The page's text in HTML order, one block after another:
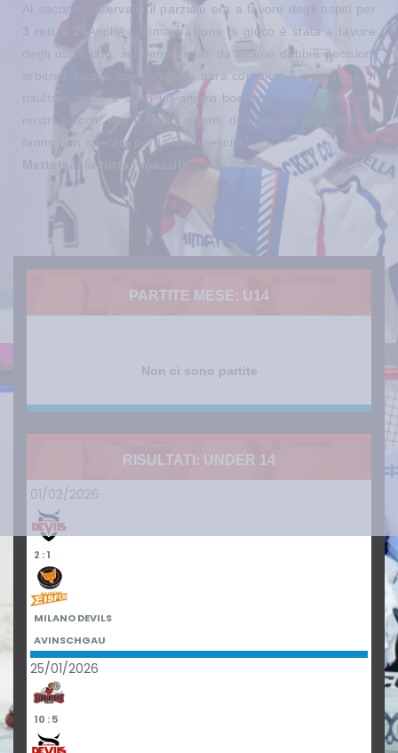
Al secondo intervallo il parziale era a favore degli ospiti per
3 reti a 2
. Anche l’ultima frazione di gioco è stata a favore
degli ospiti che, sebbene aiutati da alcune dubbie decisioni
arbitrali, hanno completato la gara con altre 3 marcature. Il
risultato finale è stato un amaro boccone da digerire per i
nostri piccoli, ma i miglioramenti del gruppo si vedono e
fanno ben sperare per la loro crescita.
Mettetecela tutta ragazzi!!
!
PARTITE MESE: U14
Non ci sono partite
RISULTATI: UNDER 14
01/02/2026
2 : 1
MILANO DEVILS
AVINSCHGAU
25/01/2026
10 : 5